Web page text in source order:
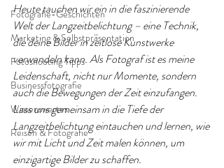
Fotografie-Geschichten
Marketing & Selbstpräsentation
Fotoshooting Tipps
Businessfotografie
Wissenswertes
Reisen & Fotografie
Heute tauchen wir ein in die faszinierende
Welt der Langzeitbelichtung – eine Technik,
die deine Bilder in zeitlose Kunstwerke
verwandeln kann. Als Fotograf ist es meine
Leidenschaft, nicht nur Momente, sondern
auch die Bewegungen der Zeit einzufangen.
Lass uns gemeinsam in die Tiefe der
Langzeitbelichtung eintauchen und lernen, wie
wir mit Licht und Zeit malen können, um
einzigartige Bilder zu schaffen.